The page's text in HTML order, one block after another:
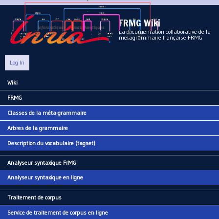
Aller au contenu principal
FRMG Wiki
La documentation collaborative de la
metagrammaire française FRMG
Log In
Main menu
Wiki
FRMG
Classes de la méta-grammaire
Arbres de la grammaire
Description du vocabulaire (tagset)
Analyseur syntaxique FrMG
Analyseur syntaxique en ligne
Traitement de corpus
Service de traitement de corpus en ligne